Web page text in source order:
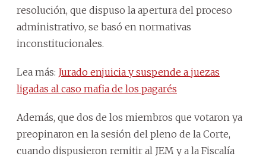
resolución, que dispuso la apertura del proceso
administrativo, se basó en normativas
inconstitucionales.
Lea más: Jurado enjuicia y suspende a juezas
ligadas al caso mafia de los pagarés
Además, que dos de los miembros que votaron ya
preopinaron en la sesión del pleno de la Corte,
cuando dispusieron remitir al JEM y a la Fiscalía